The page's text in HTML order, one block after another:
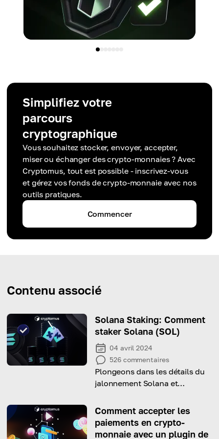
Simplifiez votre
parcours
cryptographique
Vous souhaitez stocker, envoyer, accepter,
miser ou échanger des crypto-monnaies ? Avec
Cryptomus, tout est possible - inscrivez-vous
et gérez vos fonds de crypto-monnaie avec nos
outils pratiques.
Commencer
Contenu associé
Solana Staking: Comment
staker Solana (SOL)
04 avril 2024
526 commentaires
Plongeons dans les détails du
jalonnement Solana et
des récompenses avec !
Comment accepter les
paiements en crypto-
monnaie avec un plugin de